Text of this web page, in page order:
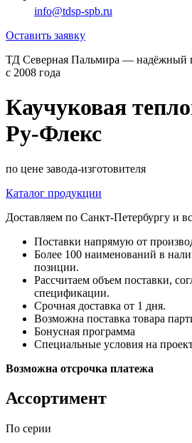
info@tdsp-spb.ru
Оставить заявку
ТД Северная Пальмира — надёжный
с 2008 года
Каучуковая
Ру-Флекс
по цене завода-изготовителя
Каталог продукции
Доставляем по Санкт-Петербургу и
Поставки напрямую от
Более 100 наименований в
позиции.
Рассчитаем объем поставки,
спецификации.
Срочная доставка от 1 дня.
Возможна поставка товара
Бонусная программа
Специальные условия на
Возможна отсрочка платежа
Ассортимент
По серии